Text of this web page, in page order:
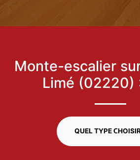
Monte-escalier
Limé (02220)
QUEL TYPE